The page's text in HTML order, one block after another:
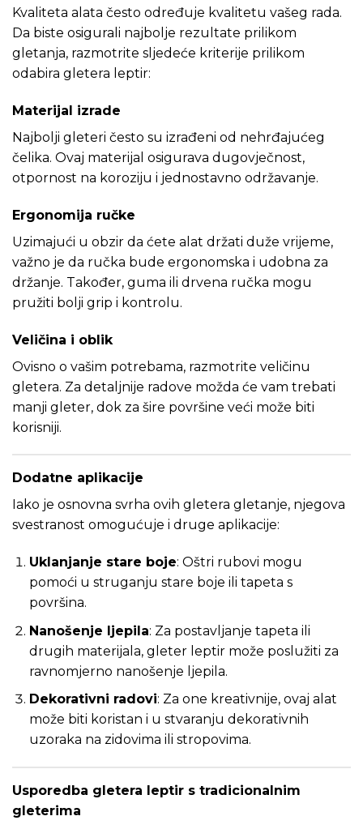
Kvaliteta alata često određuje kvalitetu vašeg rada.
Da biste osigurali najbolje rezultate prilikom
gletanja, razmotrite sljedeće kriterije prilikom
odabira gletera leptir:
Materijal izrade
Najbolji gleteri često su izrađeni od nehrđajućeg
čelika. Ovaj materijal osigurava dugovječnost,
otpornost na koroziju i jednostavno održavanje.
Ergonomija ručke
Uzimajući u obzir da ćete alat držati duže vrijeme,
važno je da ručka bude ergonomska i udobna za
držanje. Također, guma ili drvena ručka mogu
pružiti bolji grip i kontrolu.
Veličina i oblik
Ovisno o vašim potrebama, razmotrite veličinu
gletera. Za detaljnije radove možda će vam trebati
manji gleter, dok za šire površine veći može biti
korisniji.
Dodatne aplikacije
Iako je osnovna svrha ovih gletera gletanje, njegova
svestranost omogućuje i druge aplikacije:
Uklanjanje stare boje: Oštri rubovi mogu
pomoći u struganju stare boje ili tapeta s
površina.
Nanošenje ljepila: Za postavljanje tapeta ili
drugih materijala, gleter leptir može poslužiti za
ravnomjerno nanošenje ljepila.
Dekorativni radovi: Za one kreativnije, ovaj alat
može biti koristan i u stvaranju dekorativnih
uzoraka na zidovima ili stropovima.
Usporedba gletera leptir s tradicionalnim
gleterima